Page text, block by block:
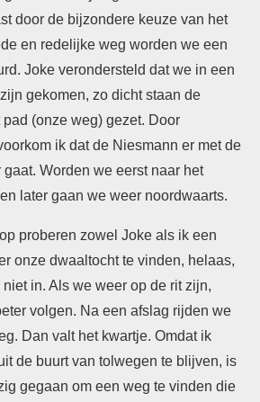
door de bijzondere keuze van het
en redelijke weg worden we een
Joke verondersteld dat we in een
gekomen, zo dicht staan de
(onze weg) gezet. Door
ik dat de Niesmann er met de
Worden we eerst naar het
later gaan we weer noordwaarts.
proberen zowel Joke als ik een
onze dwaaltocht te vinden, helaas,
in. Als we weer op de rit zijn,
volgen. Na een afslag rijden we
Dan valt het kwartje. Omdat ik
de buurt van tolwegen te blijven, is
gegaan om een weg te vinden die